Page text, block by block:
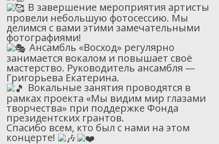
В завершение мероприятия артисты
провели небольшую фотосессию. Мы
делимся с вами этими замечательными
фотографиями!
Ансамбль «Восход» регулярно
занимается вокалом и повышает своё
мастерство. Руководитель ансамбля —
Григорьева Екатерина.
Вокальные занятия проводятся в
рамках проекта «Мы видим мир глазами
творчества» при поддержке Фонда
президентских грантов.
Спасибо всем, кто был с нами на этом
концерте!